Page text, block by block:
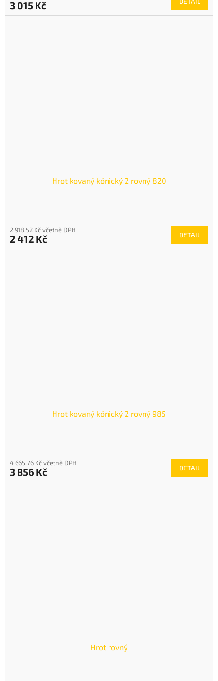
3 015 Kč
Hrot kovaný kónický 2 rovný 820
2 918,52 Kč včetně DPH
2 412 Kč DETAIL
Hrot kovaný kónický 2 rovný 985
4 665,76 Kč včetně DPH
3 856 Kč DETAIL
Hrot rovný